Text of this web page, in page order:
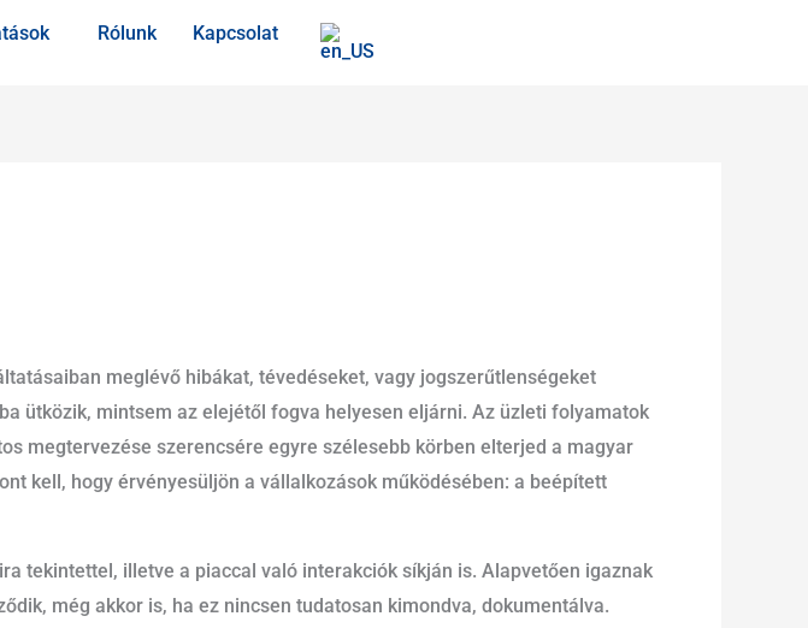
Rólunk Kapcsolat
meglévő hibákat, tévedéseket, vagy jogszerűtlenségeket
ütközik, mintsem az elejétől fogva helyesen eljárni. Az üzleti folyamatok
megtervezése szerencsére egyre szélesebb körben elterjed a magyar
kell, hogy érvényesüljön a vállalkozások működésében: a beépített
tekintettel, illetve a piaccal való interakciók síkján is. Alapvetően igaznak
még akkor is, ha ez nincsen tudatosan kimondva, dokumentálva.